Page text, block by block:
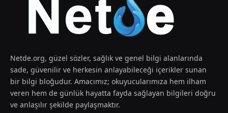
Netde.org, güzel sözler, sağlık ve genel bilgi alanlarında
sade, güvenilir ve herkesin anlayabileceği içerikler sunan
bir bilgi bloğudur. Amacımız; okuyucularımıza hem ilham
veren hem de günlük hayatta fayda sağlayan bilgileri doğru
ve anlaşılır şekilde paylaşmaktır.